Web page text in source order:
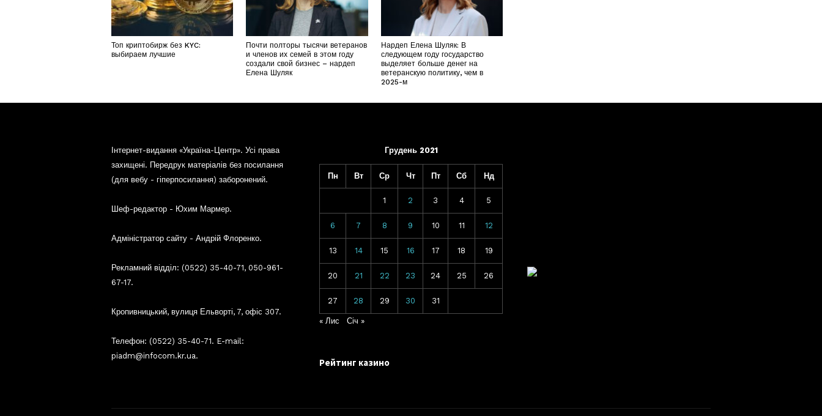
Топ криптобирж без KYC:
выбираем лучшие
Почти полторы тысячи ветеранов
и членов их семей в этом году
создали свой бизнес – нардеп
Елена Шуляк
Нардеп Елена Шуляк: В
следующем году государство
выделяет больше денег на
ветеранскую политику, чем в
2025-м
Інтернет-видання «Україна-Центр». Усі права
захищені. Передрук матеріалів без посилання
(для вебу - гіперпосилання) заборонений.
Шеф-редактор - Юхим Мармер.
Адміністратор сайту - Андрій Флоренко.
Рекламний відділ: (0522) 35-40-71, 050-961-
67-17.
Кропивницький, вулиця Ельворті, 7, офіс 307.
Телефон: (0522) 35-40-71. E-mail:
piadm@infocom.kr.ua.
Грудень 2021
Пн Вт Ср Чт Пт Сб Нд
1 2 3 4 5
6 7 8 9 10 11 12
13 14 15 16 17 18 19
20 21 22 23 24 25 26
27 28 29 30 31
« Лис Січ »
Рейтинг казино